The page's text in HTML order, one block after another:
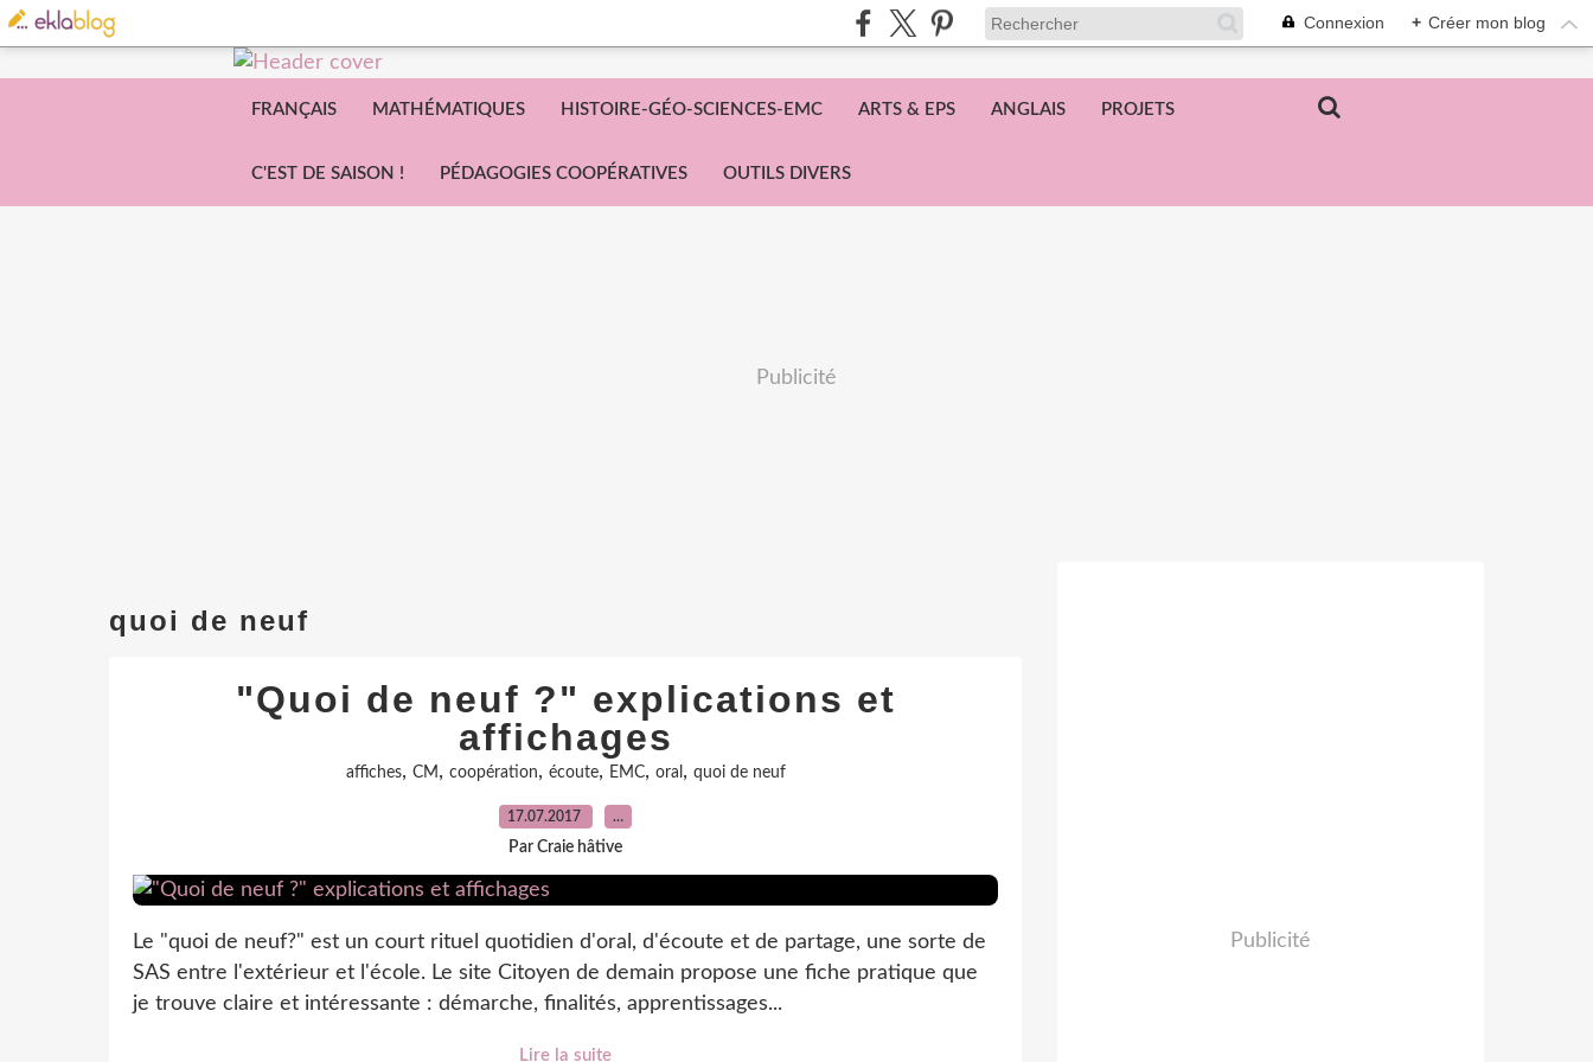
Connexion + Créer mon blog
FRANÇAIS MATHÉMATIQUES HISTOIRE-GÉO-SCIENCES-EMC ARTS & EPS ANGLAIS PROJETS
C'EST DE SAISON ! PÉDAGOGIES COOPÉRATIVES OUTILS DIVERS
Publicité
quoi de neuf
"Quoi de neuf ?" explications et
affichages
affiches, CM , coopération, écoute, EMC, oral , quoi de neuf
17.07.2017 …
Par Craie hâtive
Le "quoi de neuf?" est un court rituel quotidien d'oral, d'écoute et de partage, une sorte de
SAS entre l'extérieur et l'école. Le site Citoyen de demain propose une fiche pratique que
je trouve claire et intéressante : démarche, finalités, apprentissages...
Lire la suite
Publicité